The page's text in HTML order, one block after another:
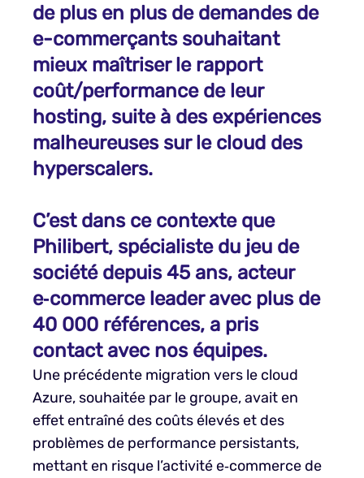
de plus en plus de demandes de
e-commerçants souhaitant
mieux maîtriser le rapport
coût/performance de leur
hosting, suite à des expériences
malheureuses sur le cloud des
hyperscalers.
C’est dans ce contexte que
Philibert, spécialiste du jeu de
société depuis 45 ans, acteur
e‑commerce leader avec plus de
40 000 références, a pris
contact avec nos équipes.
Une précédente migration vers le cloud
Azure, souhaitée par le groupe, avait en
effet entraîné des coûts élevés et des
problèmes de performance persistants,
mettant en risque l’activité e‑commerce de